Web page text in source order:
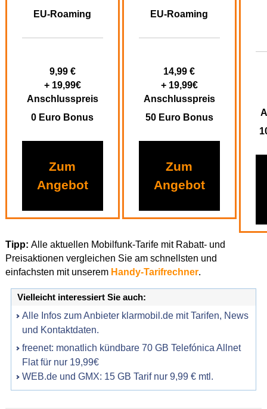
EU-Roaming
9,99 €
+ 19,99€
Anschlusspreis
0 Euro Bonus
Zum
Angebot
EU-Roaming
14,99 €
+ 19,99€
Anschlusspreis
50 Euro Bonus
Zum
Angebot
Tipp: Alle aktuellen Mobilfunk-Tarife mit Rabatt- und
Preisaktionen vergleichen Sie am schnellsten und
einfachsten mit unserem Handy-Tarifrechner.
Vielleicht interessiert Sie auch:
Alle Infos zum Anbieter klarmobil.de mit Tarifen, News
und Kontaktdaten.
freenet: monatlich kündbare 70 GB Telefónica Allnet
Flat für nur 19,99€
WEB.de und GMX: 15 GB Tarif nur 9,99 € mtl.